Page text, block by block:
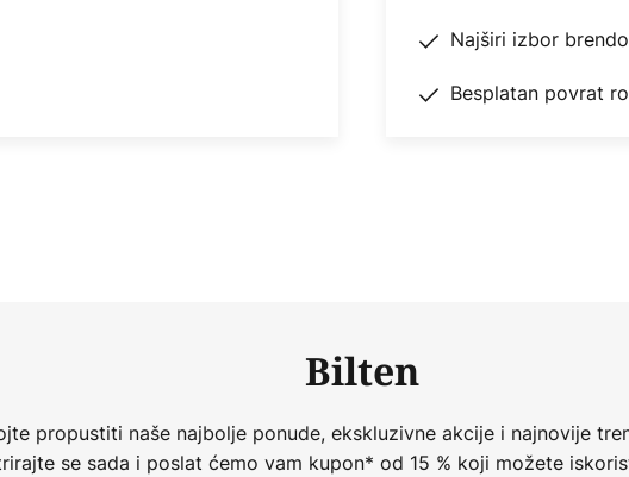
Najširi izbor
Besplatan povrat
Bilten
propustiti naše najbolje ponude, ekskluzivne akcije i najnovije
se sada i poslat ćemo vam kupon* od 15 % koji možete